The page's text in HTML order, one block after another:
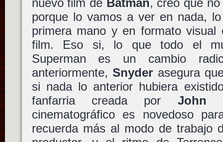
nuevo film de Batman, creo que
porque lo vamos a ver en nada,
primera mano y en formato
film. Eso si, lo que todo el
Superman es un cambio
anteriormente,Snyder asegura
si nada lo anterior hubiera
fanfarria creada por John
cinematográfico es novedoso
recuerda más al modo de trabajo